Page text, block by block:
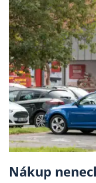
Nákup